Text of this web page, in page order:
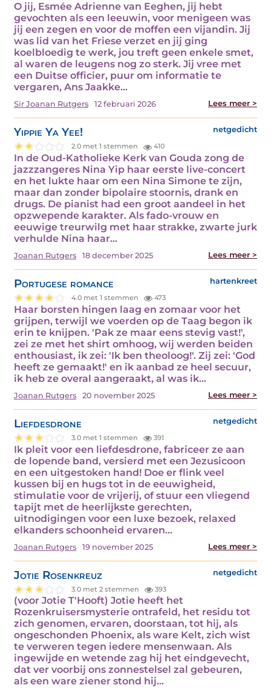
O jij, Esmée Adrienne van Eeghen, jij hebt
gevochten als een leeuwin, voor menigeen was
jij een zegen en voor de moffen een vijandin. Jij
was lid van het Friese verzet en jij ging
koelbloedig te werk, jou treft geen enkele smet,
al waren de leugens nog zo sterk. Jij vree met
een Duitse officier, puur om informatie te
vergaren, Ans Jaakke…
Sir Joanan Rutgers 12 februari 2026 Lees meer >
Yippie Ya Yee! netgedicht
2.0 met 1 stemmen 410
In de Oud-Katholieke Kerk van Gouda zong de
jazzzangeres Nina Yip haar eerste live-concert
en het lukte haar om een Nina Simone te zijn,
maar dan zonder bipolaire stoornis, drank en
drugs. De pianist had een groot aandeel in het
opzwepende karakter. Als fado-vrouw en
eeuwige treurwilg met haar strakke, zwarte jurk
verhulde Nina haar…
Joanan Rutgers 18 december 2025 Lees meer >
Portugese romance hartenkreet
4.0 met 1 stemmen 473
Haar borsten hingen laag en zomaar voor het
grijpen, terwijl we voerden op de Taag begon ik
erin te knijpen. 'Pak ze maar eens stevig vast!',
zei ze met het shirt omhoog, wij werden beiden
enthousiast, ik zei: 'Ik ben theoloog!'. Zij zei: 'God
heeft ze gemaakt!' en ik aanbad ze heel secuur,
ik heb ze overal aangeraakt, al was ik…
Joanan Rutgers 20 november 2025 Lees meer >
Liefdesdrone netgedicht
3.0 met 1 stemmen 391
Ik pleit voor een liefdesdrone, fabriceer ze aan
de lopende band, versierd met een Jezusicoon
en een uitgestoken hand! Doe er flink veel
kussen bij en hugs tot in de eeuwigheid,
stimulatie voor de vrijerij, of stuur een vliegend
tapijt met de heerlijkste gerechten,
uitnodigingen voor een luxe bezoek, relaxed
elkanders schoonheid ervaren…
Joanan Rutgers 19 november 2025 Lees meer >
Jotie Rosenkreuz netgedicht
3.0 met 2 stemmen 393
(voor Jotie T'Hooft) Jotie heeft het
Rozenkruisersmysterie ontrafeld, het residu tot
zich genomen, ervaren, doorstaan, tot hij, als
ongeschonden Phoenix, als ware Kelt, zich wist
te verweren tegen iedere mensenwaan. Als
ingewijde en wetende zag hij het eindgevecht,
dat ver voorbij ons zonnestelsel zal gebeuren,
als een ware ziener stond hij…